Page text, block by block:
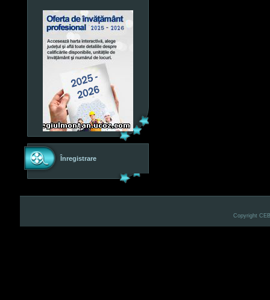
Înregistrare
Copyright